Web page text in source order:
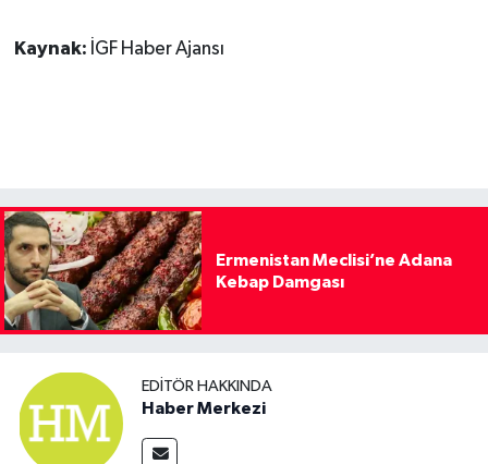
Kaynak: İGF Haber Ajansı
Ermenistan Meclisi’ne Adana
Kebap Damgası
EDITÖR HAKKINDA
Haber Merkezi